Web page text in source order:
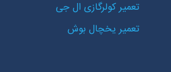
تعمیر کولرگازی ال جی
تعمیر یخچال بوش